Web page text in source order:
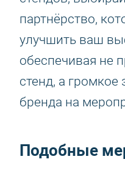
партнёрство,
улучшить ваш
обеспечивая не
стенд, а громкое
бренда на
Подобные